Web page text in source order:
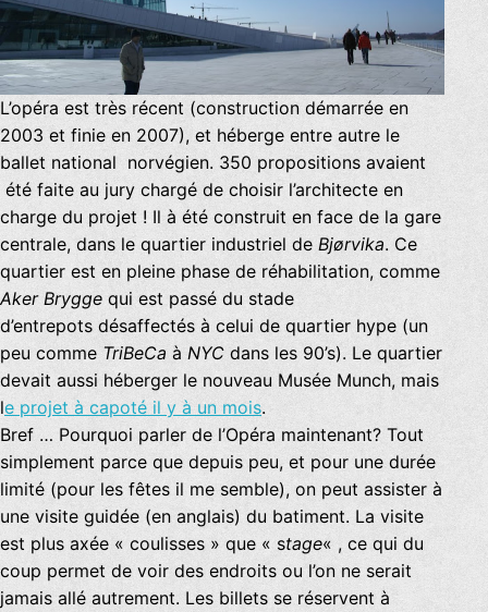
L’opéra est très récent (construction démarrée en
2003 et finie en 2007), et héberge entre autre le
ballet national norvégien. 350 propositions avaient
été faite au jury chargé de choisir l’architecte en
charge du projet ! Il à été construit en face de la gare
centrale, dans le quartier industriel de Bjørvika. Ce
quartier est en pleine phase de réhabilitation, comme
Aker Brygge qui est passé du stade
d’entrepots désaffectés à celui de quartier hype (un
peu comme TriBeCa à NYC dans les 90’s). Le quartier
devait aussi héberger le nouveau Musée Munch, mais
le projet à capoté il y à un mois.
Bref … Pourquoi parler de l’Opéra maintenant? Tout
simplement parce que depuis peu, et pour une durée
limité (pour les fêtes il me semble), on peut assister à
une visite guidée (en anglais) du batiment. La visite
est plus axée « coulisses » que « stage« , ce qui du
coup permet de voir des endroits ou l’on ne serait
jamais allé autrement. Les billets se réservent à